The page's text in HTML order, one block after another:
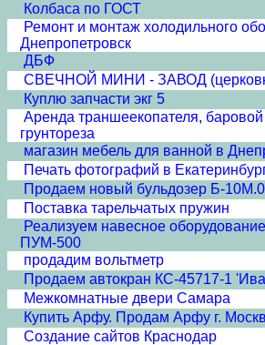
Колбаса по ГОСТ
Ремонт и монтаж холодильного
Днепропетровск
ДБФ
СВЕЧНОЙ МИНИ - ЗАВОД
Куплю запчасти экг 5
Аренда траншеекопателя, баровой
грунтореза
магазин мебель для ванной в
Печать фотографий в
Продаем новый бульдозер Б-
Поставка тарельчатых пружин
Реализуем навесное оборудование
ПУМ-500
продадим вольтметр
Продаем автокран КС-45717-1
Межкомнатные двери Cамара
Купить Арфу. Продам Арфу г.
Создание сайтов Краснодар